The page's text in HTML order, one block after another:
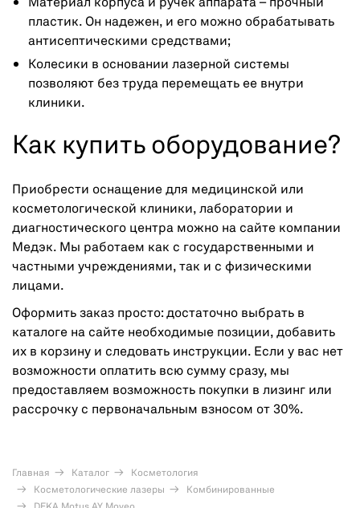
Материал корпуса и ручек аппарата – прочный
пластик. Он надежен, и его можно обрабатывать
антисептическими средствами;
Колесики в основании лазерной системы
позволяют без труда перемещать ее внутри
клиники.
Как купить оборудование?
Приобрести оснащение для медицинской или
косметологической клиники, лаборатории и
диагностического центра можно на сайте компании
Медэк. Мы работаем как с государственными и
частными учреждениями, так и с физическими
лицами.
Оформить заказ просто: достаточно выбрать в
каталоге на сайте необходимые позиции, добавить
их в корзину и следовать инструкции. Если у вас нет
возможности оплатить всю сумму сразу, мы
предоставляем возможность покупки в лизинг или
рассрочку с первоначальным взносом от 30%.
Главная Каталог
Косметология
Косметологические лазеры
Комбинированные